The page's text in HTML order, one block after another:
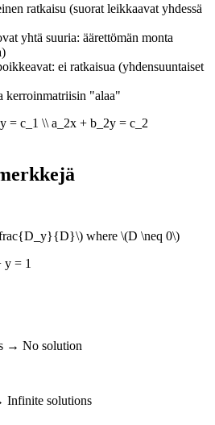
ratkaisu (suorat leikkaavat yhdessä
yhtä suuria: äärettömän monta
ei ratkaisua (yhdensuuntaiset
kerroinmatriisin "alaa"
= c_1 \\ a_2x + b_2y = c_2
where \(D \neq 0\)
y = 1
→ No solution
Infinite solutions